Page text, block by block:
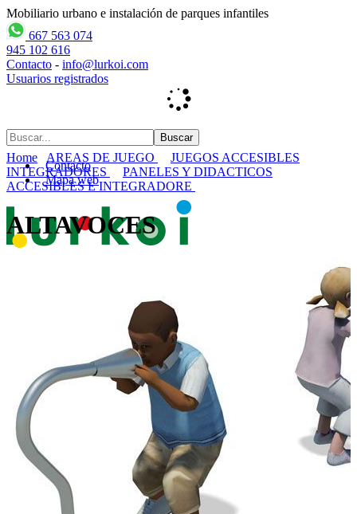
Mobiliario urbano e instalación de parques infantiles
667 563 074
945 102 616
Contacto - info@lurkoi.com
Usuarios registrados
Contacto
Mapa web
Home AREAS DE JUEGO
JUEGOS ACCESIBLES
INTEGRADORES
PANELES Y DIDACTICOS
ACCESIBLES E INTEGRADORE
ALTAVOCES